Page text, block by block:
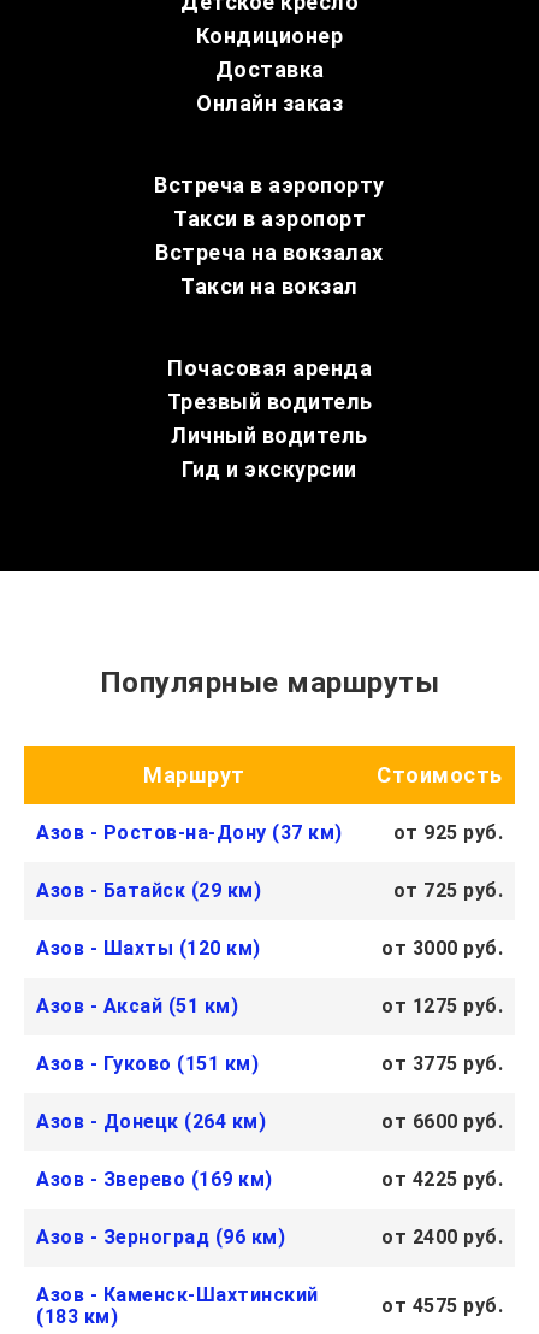
Кондиционер
Доставка
Онлайн заказ
Встреча в аэропорту
Такси в аэропорт
Встреча на вокзалах
Такси на вокзал
Почасовая аренда
Трезвый водитель
Личный водитель
Гид и экскурсии
Популярные маршруты
Маршрут Стоимость
Азов - Ростов-на-Дону (37 км) от 925 руб.
Азов - Батайск (29 км) от 725 руб.
Азов - Шахты (120 км) от 3000 руб.
Азов - Аксай (51 км) от 1275 руб.
Азов - Гуково (151 км) от 3775 руб.
Азов - Донецк (264 км) от 6600 руб.
Азов - Зверево (169 км) от 4225 руб.
Азов - Зерноград (96 км) от 2400 руб.
Азов - Каменск-Шахтинский
(183 км)
от 4575 руб.